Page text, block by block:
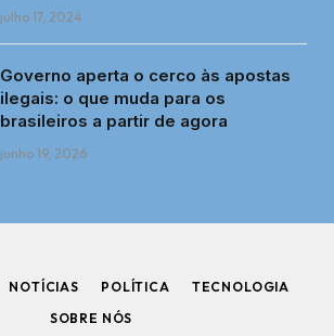
julho 17, 2024
Governo aperta o cerco às apostas
ilegais: o que muda para os
brasileiros a partir de agora
junho 19, 2026
NOTÍCIAS POLÍTICA
TECNOLOGIA
SOBRE NÓS